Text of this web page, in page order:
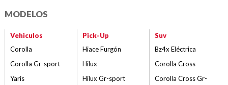
MODELOS
Vehiculos
Corolla
Corolla Gr-sport
Yaris
Pick-Up
Hiace Furgón
Hilux
Hilux Gr-sport
Suv
Bz4x Eléctrica
Corolla Cross
Corolla Cross Gr-